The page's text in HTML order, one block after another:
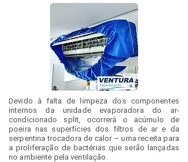
Devido à falta de limpeza dos componentes
internos da unidade evaporadora do ar-
condicionado split, ocorrerá o acúmulo de
poeira nas superfícies dos filtros de ar e da
serpentina trocadora de calor – uma receita para
a proliferação de bactérias que serão lançadas
no ambiente pela ventilação. ​